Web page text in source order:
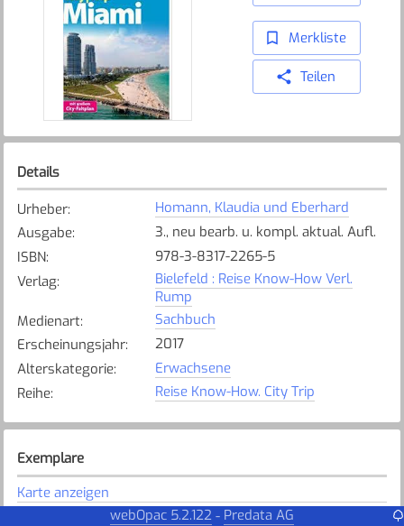
Merkliste
Teilen
Details
Urheber:
Homann, Klaudia und Eberhard
Ausgabe:
3., neu bearb. u. kompl. aktual. Aufl.
ISBN:
978-3-8317-2265-5
Verlag:
Bielefeld : Reise Know-How Verl.
Rump
Medienart:
Sachbuch
Erscheinungsjahr:
2017
Alterskategorie:
Erwachsene
Reihe: Reise Know-How. City Trip
Exemplare
Karte anzeigen
Steinhausen
webOpac 5.2.122 - Predata AG